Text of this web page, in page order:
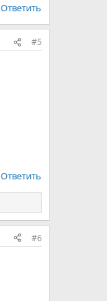
Ответить
#5
Ответить
#6